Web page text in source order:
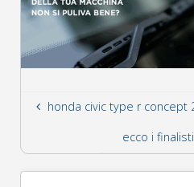
honda civic type r concept
ecco i